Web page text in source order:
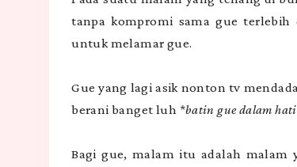
tanpa kompromi sama gue
untuk melamar gue.
Gue yang lagi asik nonton tv
berani banget luh *batin gue dalam
Bagi gue, malam itu adalah malam